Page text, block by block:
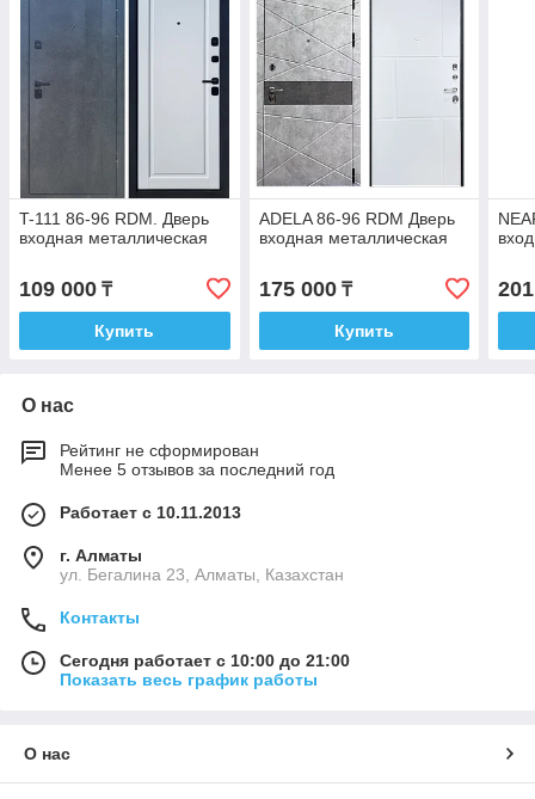
T-111 86-96 RDM. Дверь
входная металлическая
109 000 ₸
Купить
ADELA 86-96 RDM Дверь
входная металлическая
175 000₸
Купить
О нас
Рейтинг не сформирован
Менее 5 отзывов за последний год
Работает с 10.11.2013
г. Алматы
ул. Бегалина 23, Алматы, Казахстан
Контакты
Сегодня работает с 10:00 до 21:00
Показать весь график работы
О нас